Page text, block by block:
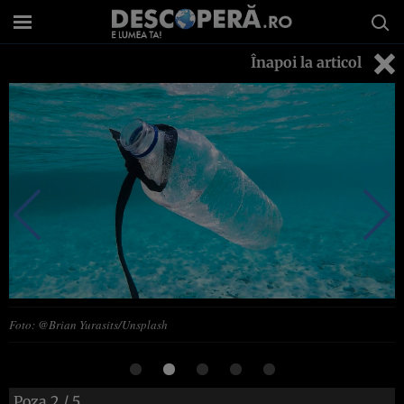
Înapoi la articol
Foto: @Brian Yurasits/Unsplash